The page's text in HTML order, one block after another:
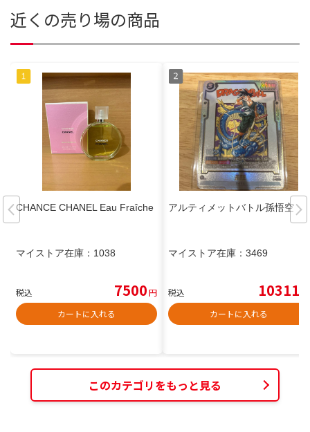
近くの売り場の商品
CHANCE CHANEL Eau Fraîche
マイストア在庫： 1038
税込 7500円
カートに入れる
アルティメットバトル孫悟空
マイストア在庫： 3469
税込 10311
カートに入れる
このカテゴリをもっと見る